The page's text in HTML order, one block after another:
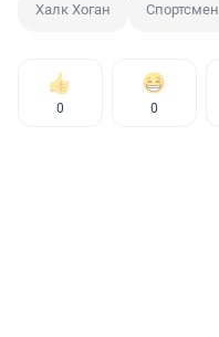
Халк Хоган Спортсмен
0 0